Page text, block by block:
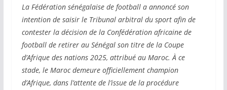
La Fédération sénégalaise de football a annoncé son
intention de saisir le Tribunal arbitral du sport afin de
contester la décision de la Confédération africaine de
football de retirer au Sénégal son titre de la Coupe
d’Afrique des nations 2025, attribué au Maroc. À ce
stade, le Maroc demeure officiellement champion
d’Afrique, dans l’attente de l’issue de la procédure